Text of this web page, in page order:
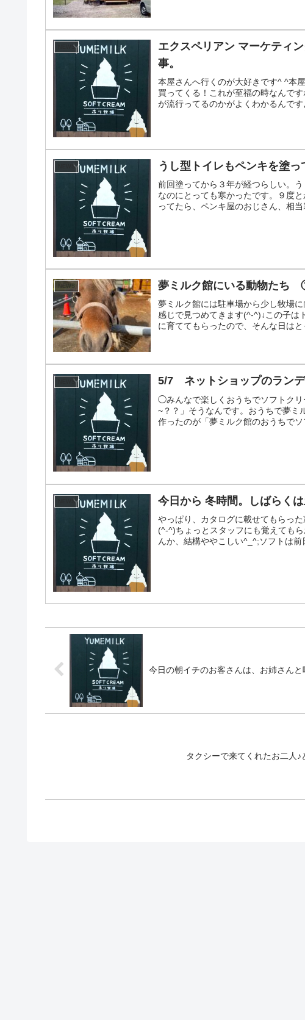
NEWS
エクスペリアン マーケティ
事。
本屋さんへ行くのが大好きです^ ^本
買ってくる！これが至福の時なんで
が流行ってるのかがよくわかるんです
NEWS うし型トイレもペンキを塗
前回塗ってから３年が経つらしい。
なのにとっても寒かったです。９度
ってたら、ペンキ屋のおじさん、相
NEWS 夢ミルク館にいる動物たち
夢ミルク館には駐車場から少し牧場
感じで見つめてきます(^-^)↓この子は
に育ててもらったので、そんな日は
NEWS 5/7 ネットショップのラン
◯みんなで楽しくおうちでソフトク
~？？」そうなんです。おうちで夢ミ
作ったのが「夢ミルク館のおうちで
NEWS 今日から 冬時間。しばらく
やっぱり、カタログに載せてもらっ
(^-^)ちょっとスタッフにも覚えても
んか、結構ややこしい^_^;ソフトは前
今日の朝イチのお客さんは、お姉さん
タクシーで来てくれたお二人